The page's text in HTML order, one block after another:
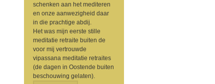
schenken aan het mediteren
en onze aanwezigheid daar
in die prachtige abdij.
Het was mijn eerste stille
meditatie retraite buiten de
voor mij vertrouwde
vipassana meditatie retraites
(de dagen in Oostende buiten
beschouwing gelaten).